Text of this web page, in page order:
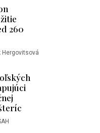
260
Hergovitsová